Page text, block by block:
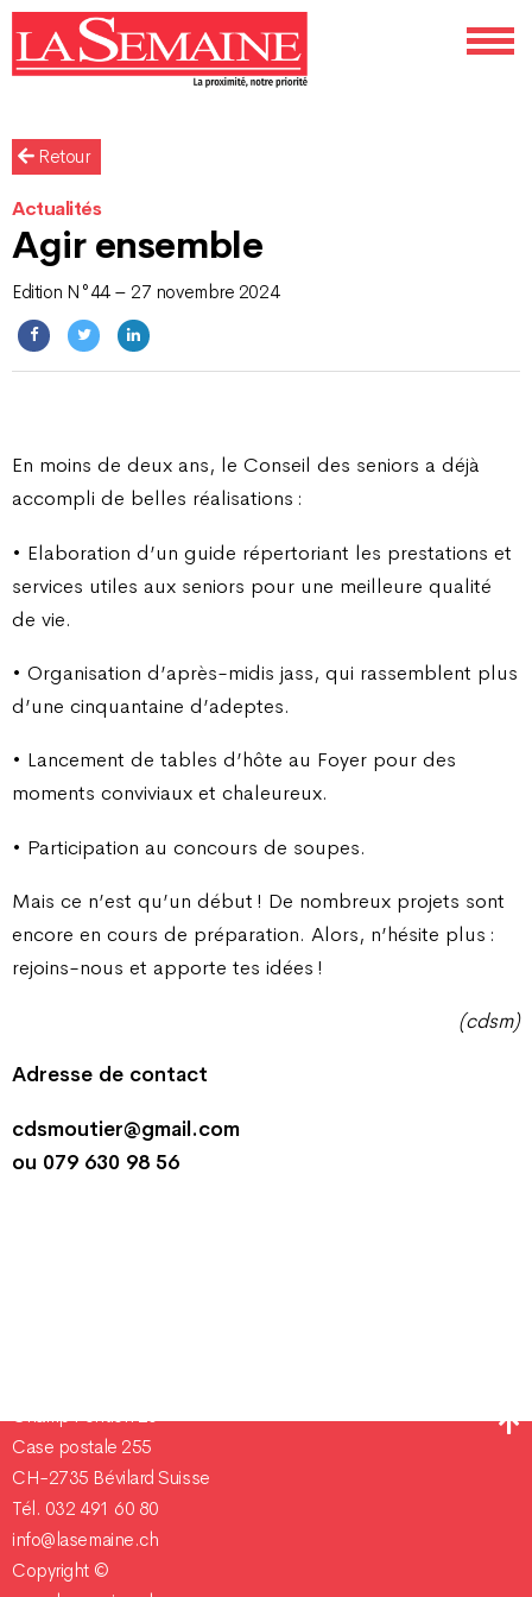
Retour
Actualités
Agir ensemble
Edition N°44 – 27 novembre 2024
En moins de deux ans, le Conseil des seniors a déjà
accompli de belles réalisations :
• Elaboration d’un guide répertoriant les prestations et
services utiles aux seniors pour une meilleure qualité
de vie.
• Organisation d’après-midis jass, qui rassemblent plus
d’une cinquantaine d’adeptes.
• Lancement de tables d’hôte au Foyer pour des
moments conviviaux et chaleureux.
• Participation au concours de soupes.
Mais ce n’est qu’un début ! De nombreux projets sont
encore en cours de préparation. Alors, n’hésite plus :
rejoins-nous et apporte tes idées !
(cdsm)
Adresse de contact
cdsmoutier@gmail.com
ou 079 630 98 56
Champ Pention 20
Case postale 255
CH-2735 Bévilard Suisse
Tél. 032 491 60 80
info@lasemaine.ch
Copyright ©